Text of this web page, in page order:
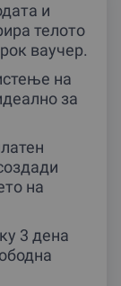
и
телото
ваучер.
на
за
на
3 дена